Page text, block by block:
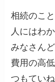
相続のこ
人にはわ
みなさん
費用の高
つもてい